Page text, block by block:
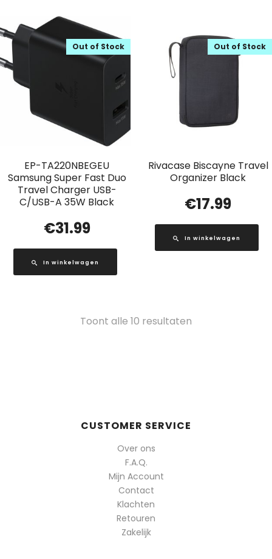
EP-TA220NBEGEU
Samsung Super Fast Duo
Travel Charger USB-
C/USB-A 35W Black
Out of Stock
€31.99
In winkelwagen
Rivacase Biscayne Travel
Organizer Black
Out of Stock
€17.99
In winkelwagen
Toont alle 10 resultaten
CUSTOMER SERVICE
Over ons
F.A.Q.
Mijn Account
Contact
Klachten
Retouren
Zakelijk